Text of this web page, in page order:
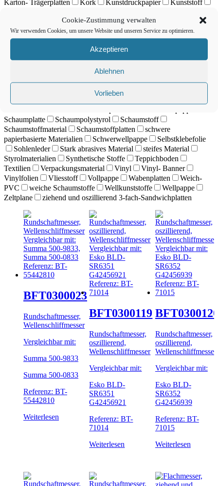
Cookie-Zustimmung verwalten
Wir verwenden Cookies, um unsere Website und unseren Service zu optimieren.
Akzeptieren
Ablehnen
Vorlieben
Karton- Trägerplatten Kork Kunstdruckpapier
Kunststoff
Leichtschaumplatten
Leinwand
Lentikular- Displays
Magnetfolie
Maskierfilm
Material mit hohem Recyclinganteil
Modellkarton
Nylon Papier
Papier Planenmaterial
Pappe Passepartout- Material
Materialien
PE- Schaumplatten
PE- Schaumstoff
Polycarbonate
Polyestergewebe
PP PVC geschäumt PP- Materialien
PV-
PVC Banner PVC geschäumt
Sandstrahlfolien
Schaumplatte
Schaumpolystyrol
Schaumstoff
Schaumstoffmaterial
Schaumstoffplatten
schwere
papierbasierte Materialien
Schwerwellpappe
Selbstklebefolie
Sohlenleder
Stark abrasives Material
steifes Material
Styrolmaterialien
Synthetische Stoffe
Teppichboden
Textilien
Verpackungsmaterial Vinyl
Vinyl- Banner
Vinylfolien
Vliesstoff Vollpappe Wabenplatten
Weich-
PVC
weiche Schaumstoffe Wellkunststoffe
Wellpappe
Zeltplane
ziehend und oszillierend 3-fach-Sandwichplatten
BFT0300023
Rundschaftmesser,
Wellenschliffmesser
Vergleichbar mit:
Summa 500-9833
Summa 500-0833
Referenz: BT-
55442810
Weiterlesen
BFT0300119
Rundschaftmesser,
oszillierend,
Wellenschliffmesser
Vergleichbar mit:
Esko BLD-
SR6351
G42456921
Referenz: BT-
71014
Weiterlesen
Rundschaftmesser,
oszillierend,
Wellenschliffmesser
Vergleichbar mit:
Esko BLD-
SR6352
G42456939
Referenz: BT-
71015
Weiterlesen